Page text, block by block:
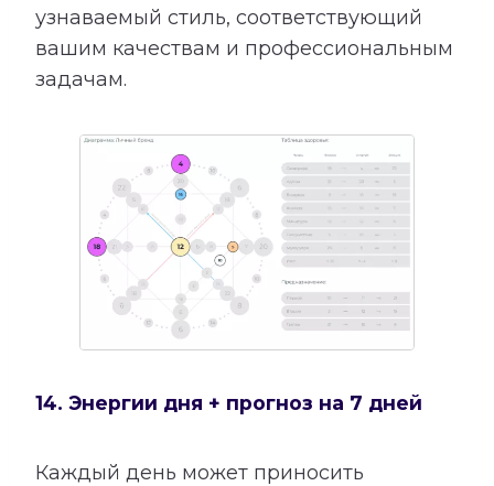
узнаваемый стиль, соответствующий
вашим качествам и профессиональным
задачам.
14. Энергии дня + прогноз на 7 дней
Каждый день может приносить